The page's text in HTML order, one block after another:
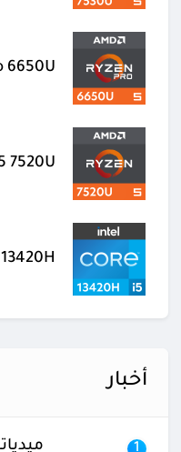
6650U
7520U
أخبار
1